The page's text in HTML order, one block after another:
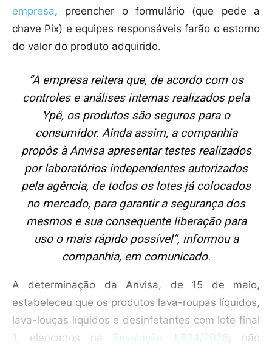
empresa, preencher o formulário (que pede a
chave Pix) e equipes responsáveis farão o estorno
do valor do produto adquirido.
“A empresa reitera que, de acordo com os
controles e análises internas realizados pela
Ypê, os produtos são seguros para o
consumidor. Ainda assim, a companhia
propôs à Anvisa apresentar testes realizados
por laboratórios independentes autorizados
pela agência, de todos os lotes já colocados
no mercado, para garantir a segurança dos
mesmos e sua consequente liberação para
uso o mais rápido possível”, informou a
companhia, em comunicado.
A determinação da Anvisa, de 15 de maio,
estabeleceu que os produtos lava-roupas líquidos,
lava-louças líquidos e desinfetantes com lote final
1, elencados na Resolução 1.834/2026 , não